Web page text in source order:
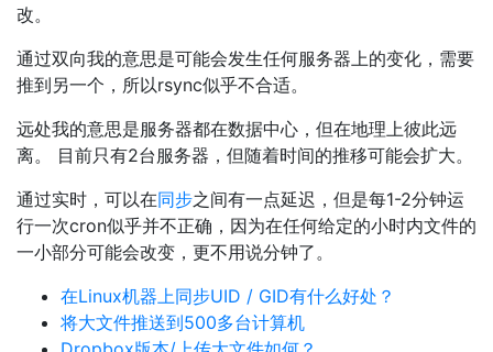
改。
通过双向我的意思是可能会发生任何服务器上的变化，需要
推到另一个，所以rsync似乎不合适。
远处我的意思是服务器都在数据中心，但在地理上彼此远
离。 目前只有2台服务器，但随着时间的推移可能会扩大。
通过实时，可以在同步之间有一点延迟，但是每1-2分钟运
行一次cron似乎并不正确，因为在任何给定的小时内文件的
一小部分可能会改变，更不用说分钟了。
在Linux机器上同步UID / GID有什么好处？
将大文件推送到500多台计算机